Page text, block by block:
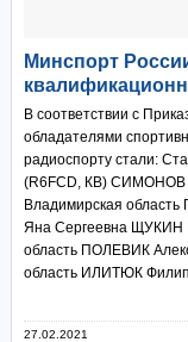
Минспорт
В соответствии с
обладателями
радиоспорту стали:
(R6FCD, КВ) СИМОНОВ
Владимирская
Яна Сергеевна ЩУКИН
область ПОЛЕВИК
область ИЛИТЮК
27.02.2021